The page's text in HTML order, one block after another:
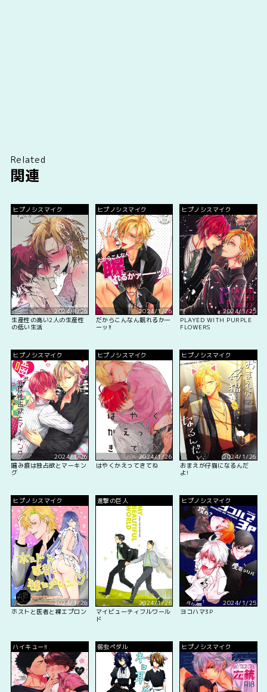
Related
関連
ヒプノシスマイク
2024/1/26
生産性の高い2人の生産性
の低い生活
ヒプノシスマイク
2024/1/26
だからこんなん眠れるかー
ーッ!!
ヒプノシスマイク
2024/1/25
PLAYED WITH PURPLE
FLOWERS
ヒプノシスマイク
2024/1/26
噛み痕は独占欲とマーキン
グ
ヒプノシスマイク
2024/1/26
はやくかえってきてね
ヒプノシスマイク
2024/1/26
おまえが仔猫になるんだ
よ!
ヒプノシスマイク
2024/1/26
ホストと医者と裸エプロン
進撃の巨人
2024/1/26
マイビューティフルワール
ド
ヒプノシスマイク
2024/1/25
ヨコハマ3P
ハイキュー!! 弱虫ペダル ヒプノシスマイク